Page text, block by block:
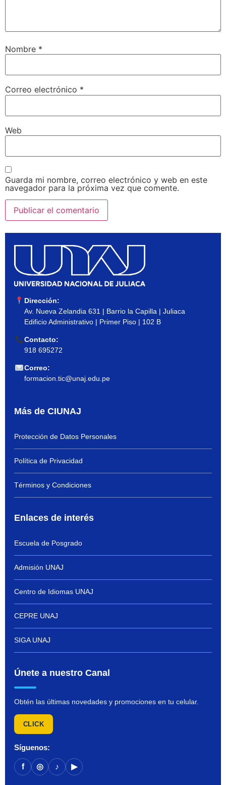
Nombre *
Correo electrónico *
Web
Guarda mi nombre, correo electrónico y web en este
navegador para la próxima vez que comente.
Dirección:
Av. Nueva Zelandia 631 | Barrio la Capilla | Juliaca
Edificio Administrativo | Primer Piso | 102 B
Contacto:
918 695272
Correo:
formacion.tic@unaj.edu.pe
Más de CIUNAJ
Protección de Datos Personales
Política de Privacidad
Términos y Condiciones
Enlaces de interés
Escuela de Posgrado
Admisión UNAJ
Centro de Idiomas UNAJ
CEPRE UNAJ
SIGA UNAJ
Únete a nuestro Canal
Obtén las últimas novedades y promociones en tu celular.
CLICK
Síguenos:
f ◎ ♪ ▶